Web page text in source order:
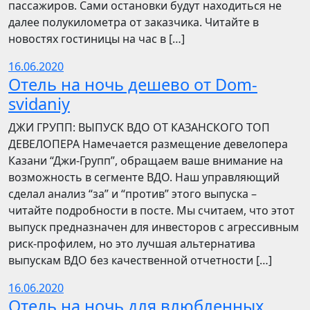
пассажиров. Сами остановки будут находиться не
далее полукилометра от заказчика. Читайте в
новостях гостиницы на час в […]
16.06.2020
Отель на ночь дешево от Dom-
svidaniy
​​ДЖИ ГРУПП: ВЫПУСК ВДО ОТ КАЗАНСКОГО ТОП
ДЕВЕЛОПЕРА Намечается размещение девелопера
Казани “Джи-Групп”, обращаем ваше внимание на
возможность в сегменте ВДО. Наш управляющий
сделал анализ “за” и “против” этого выпуска –
читайте подробности в посте. Мы считаем, что этот
выпуск предназначен для инвесторов с агрессивным
риск-профилем, но это лучшая альтернатива
выпускам ВДО без качественной отчетности […]
16.06.2020